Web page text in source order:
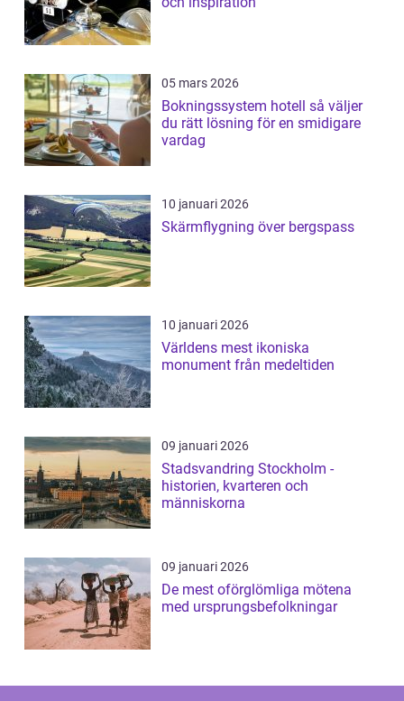
05 mars 2026
Bokningssystem hotell så väljer
du rätt lösning för en smidigare
vardag
10 januari 2026
Skärmflygning över bergspass
10 januari 2026
Världens mest ikoniska
monument från medeltiden
09 januari 2026
Stadsvandring Stockholm -
historien, kvarteren och
människorna
09 januari 2026
De mest oförglömliga mötena
med ursprungsbefolkningar